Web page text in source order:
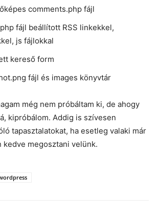
comments.php fájl
fájl beállított RSS linkekkel,
js fájlokkal
kereső form
fájl és images könyvtár
még nem próbáltam ki, de ahogy
kipróbálom. Addig is szívesen
tapasztalatokat, ha esetleg valaki már
kedve megosztani velünk.